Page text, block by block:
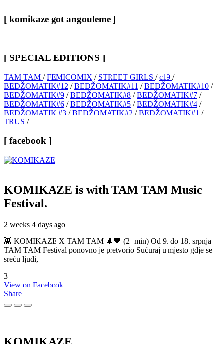
[ komikaze got angouleme ]
[ SPECIAL EDITIONS ]
TAM TAM /FEMICOMIX / STREET GIRLS /c19 /
BEDŽOMATIK#12 /BEDŽOMATIK#11 /BEDŽOMATIK#10 /
BEDŽOMATIK#9 /BEDŽOMATIK#8 /BEDŽOMATIK#7 /
BEDŽOMATIK#6 /BEDŽOMATIK#5 /BEDŽOMATIK#4 /
BEDŽOMATIK #3 /BEDŽOMATIK#2 /BEDŽOMATIK#1 /
TRUS /
[ facebook ]
KOMIKAZE is with TAM TAM Music
Festival.
2 weeks 4 days ago
👾 KOMIKAZE X TAM TAM 🌲🖤 (2+min) Od 9. do 18. srpnja
TAM TAM Festival ponovno je pretvorio Sućuraj u mjesto gdje se
sreću ljudi,
3
View on Facebook
Share
KOMIKAZE